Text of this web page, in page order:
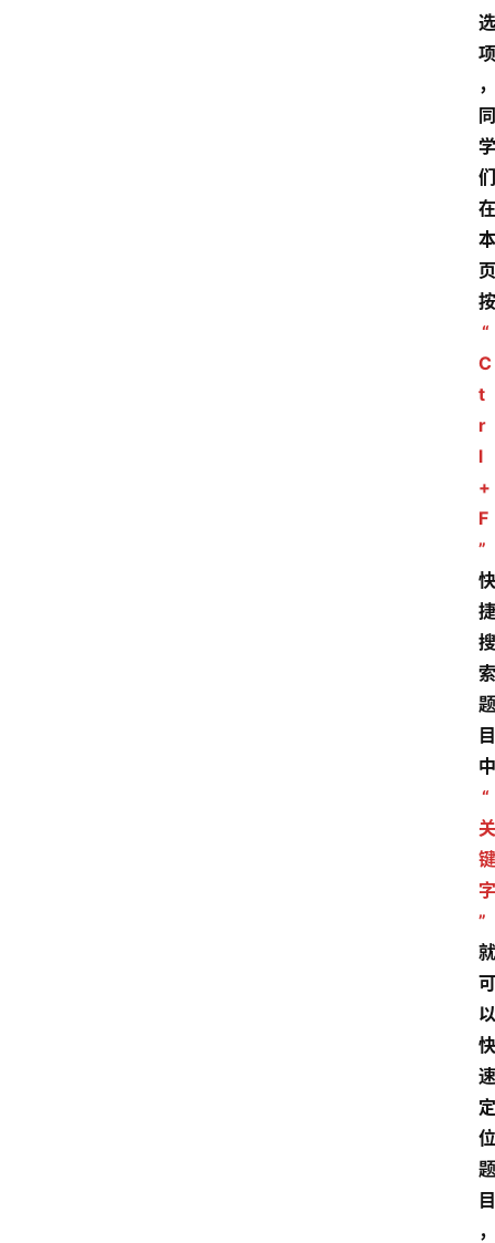
选
项
，
同
学
们
在
本
页
按
“
C
t
r
l
+
F
”
快
捷
搜
索
题
目
中
“
关
键
字
”
就
可
以
快
速
定
位
题
目
，